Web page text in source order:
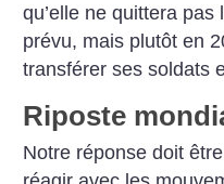
qu’elle ne quittera pas
prévu, mais plutôt en
transférer ses soldats
Riposte
Notre réponse doit